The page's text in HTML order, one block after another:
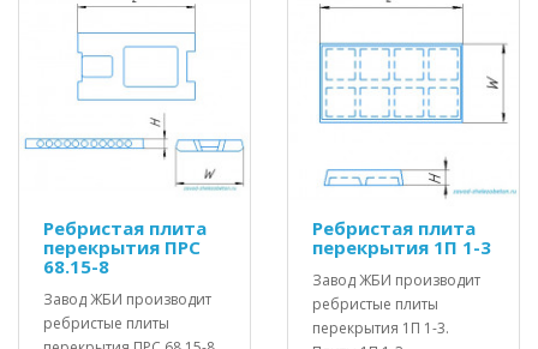
Ребристая плита
перекрытия ПРС
68.15-8
Завод ЖБИ производит
ребристые плиты
Ребристая плита
перекрытия 1П 1-3
Завод ЖБИ производит
ребристые плиты
перекрытия 1П 1-3.